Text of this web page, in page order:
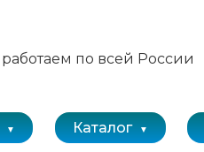
работаем по всей России
Каталог